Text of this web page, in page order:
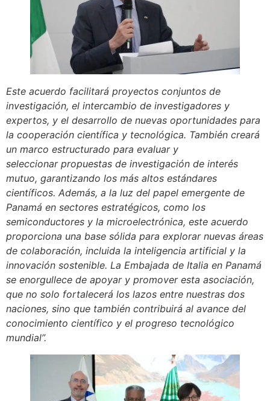
Este acuerdo facilitará proyectos conjuntos de
investigación, el intercambio de investigadores y
expertos, y el desarrollo de nuevas oportunidades para
la cooperación científica y tecnológica. También creará
un marco estructurado para evaluar y
seleccionar propuestas de investigación de interés
mutuo, garantizando los más altos estándares
científicos. Además, a la luz del papel emergente de
Panamá en sectores estratégicos, como los
semiconductores y la microelectrónica, este acuerdo
proporciona una base sólida para explorar nuevas áreas
de colaboración, incluida la inteligencia artificial y la
innovación sostenible. La Embajada de Italia en Panamá
se enorgullece de apoyar y promover esta asociación,
que no solo fortalecerá los lazos entre nuestras dos
naciones, sino que también contribuirá al avance del
conocimiento científico y el progreso tecnológico
mundial”.